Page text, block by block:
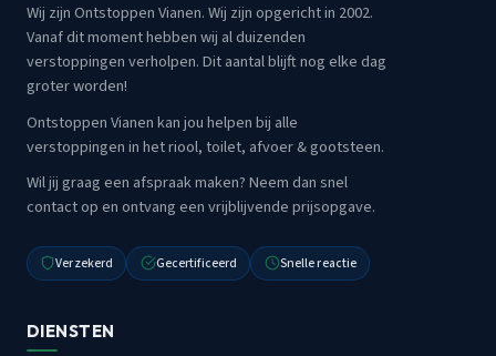
Wij zijn Ontstoppen Vianen. Wij zijn opgericht in 2002.
Vanaf dit moment hebben wij al duizenden
verstoppingen verholpen. Dit aantal blijft nog elke dag
groter worden!
Ontstoppen Vianen kan jou helpen bij alle
verstoppingen in het riool, toilet, afvoer & gootsteen.
Wil jij graag een afspraak maken? Neem dan snel
contact op en ontvang een vrijblijvende prijsopgave.
Verzekerd Gecertificeerd Snelle reactie
DIENSTEN